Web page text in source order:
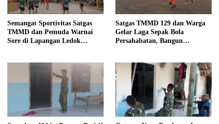
Semangat Sportivitas Satgas
TMMD dan Pemuda Warnai
Sore di Lapangan Ledok
Satgas TMMD 129 dan Warga
Gelar Laga Sepak Bola
Persahabatan, Bangun